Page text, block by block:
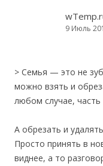
9 Июль
> Семья — это не
можно взять и
любом случае, часть
А обрезать и
Просто принять в
виднее, а то